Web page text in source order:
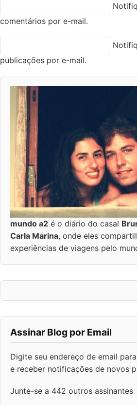
comentários por e-mail.
publicações por e-mail.
mundo a2 é o diário do casal
Carla Marina, onde eles
experiências de viagens pelo
Assinar Blog por Email
Digite seu endereço de email
e receber notificações de novos
Junte-se a 442 outros assinantes